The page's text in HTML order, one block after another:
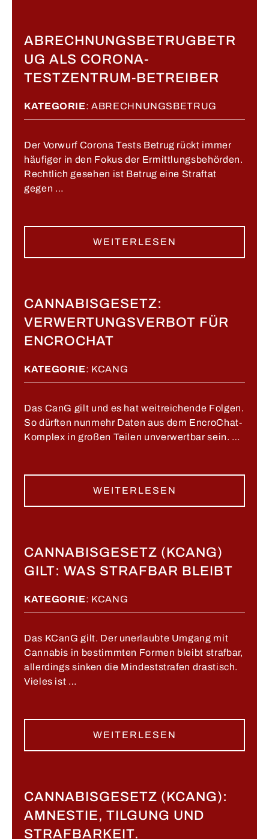
ABRECHNUNGSBETRUGBETR
UG ALS CORONA-
TESTZENTRUM-BETREIBER
KATEGORIE:ABRECHNUNGSBETRUG
Der Vorwurf Corona Tests Betrug rückt immer
häufiger in den Fokus der Ermittlungsbehörden.
Rechtlich gesehen ist Betrug eine Straftat
gegen …
WEITERLESEN
CANNABISGESETZ:
VERWERTUNGSVERBOT FÜR
ENCROCHAT
KATEGORIE: KCANG
Das CanG gilt und es hat weitreichende Folgen.
So dürften nunmehr Daten aus dem EncroChat-
Komplex in großen Teilen unverwertbar sein. …
WEITERLESEN
CANNABISGESETZ (KCANG)
GILT: WAS STRAFBAR BLEIBT
KATEGORIE: KCANG
Das KCanG gilt. Der unerlaubte Umgang mit
Cannabis in bestimmten Formen bleibt strafbar,
allerdings sinken die Mindeststrafen drastisch.
Vieles ist …
WEITERLESEN
CANNABISGESETZ (KCANG):
AMNESTIE, TILGUNG UND
STRAFBARKEIT.